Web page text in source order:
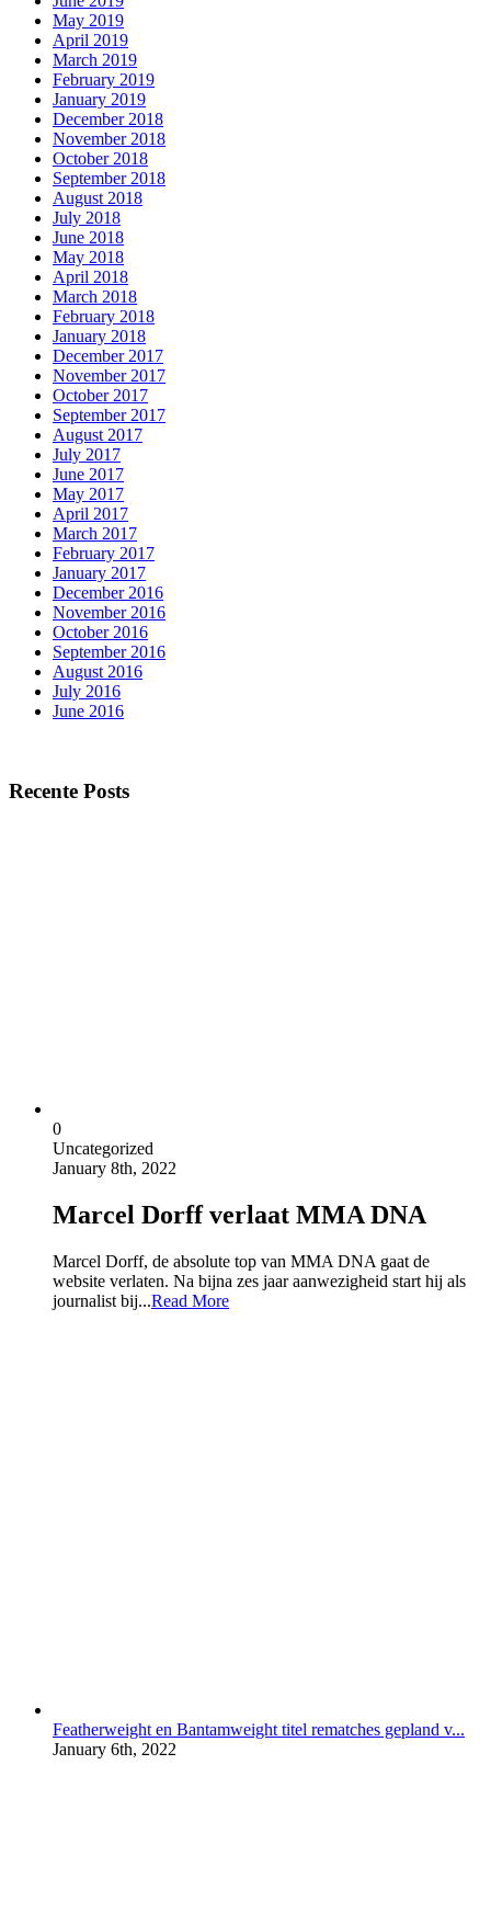
May 2019
April 2019
March 2019
February 2019
January 2019
December 2018
November 2018
October 2018
September 2018
August 2018
July 2018
June 2018
May 2018
April 2018
March 2018
February 2018
January 2018
December 2017
November 2017
October 2017
September 2017
August 2017
July 2017
June 2017
May 2017
April 2017
March 2017
February 2017
January 2017
December 2016
November 2016
October 2016
September 2016
August 2016
July 2016
June 2016
Recente Posts
0
Uncategorized
January 8th, 2022
Marcel Dorff verlaat MMA DNA
Marcel Dorff, de absolute top van MMA DNA gaat de
website verlaten. Na bijna zes jaar aanwezigheid start hij als
journalist bij...Read More
Featherweight en Bantamweight titel rematches gepland v...
January 6th, 2022